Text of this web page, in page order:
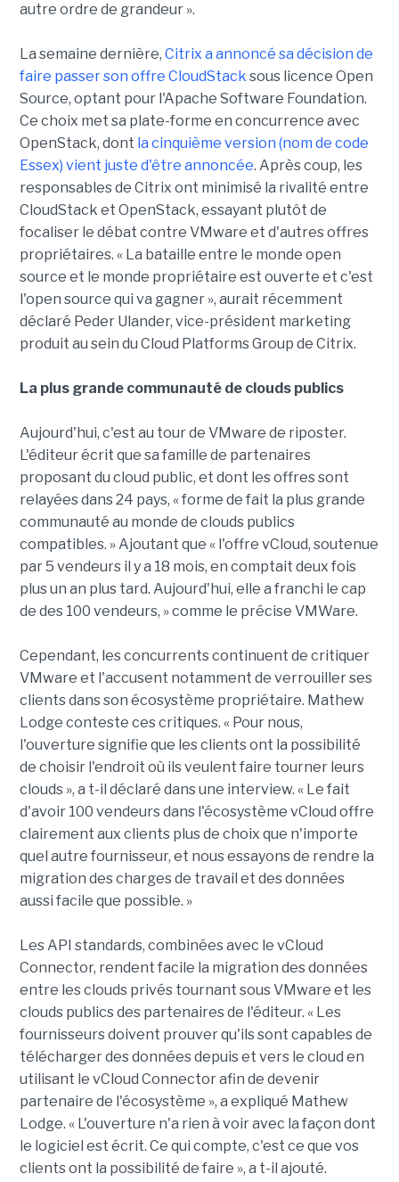
autre ordre de grandeur ».
La semaine dernière, Citrix a annoncé sa décision de
faire passer son offre CloudStack sous licence Open
Source, optant pour l'Apache Software Foundation.
Ce choix met sa plate-forme en concurrence avec
OpenStack, dont la cinquième version (nom de code
Essex) vient juste d'être annoncée. Après coup, les
responsables de Citrix ont minimisé la rivalité entre
CloudStack et OpenStack, essayant plutôt de
focaliser le débat contre VMware et d'autres offres
propriétaires. « La bataille entre le monde open
source et le monde propriétaire est ouverte et c'est
l'open source qui va gagner », aurait récemment
déclaré Peder Ulander, vice-président marketing
produit au sein du Cloud Platforms Group de Citrix.
La plus grande communauté de clouds publics
Aujourd'hui, c'est au tour de VMware de riposter.
L'éditeur écrit que sa famille de partenaires
proposant du cloud public, et dont les offres sont
relayées dans 24 pays, « forme de fait la plus grande
communauté au monde de clouds publics
compatibles. » Ajoutant que « l'offre vCloud, soutenue
par 5 vendeurs il y a 18 mois, en comptait deux fois
plus un an plus tard. Aujourd'hui, elle a franchi le cap
de des 100 vendeurs, » comme le précise VMWare.
Cependant, les concurrents continuent de critiquer
VMware et l'accusent notamment de verrouiller ses
clients dans son écosystème propriétaire. Mathew
Lodge conteste ces critiques. « Pour nous,
l'ouverture signifie que les clients ont la possibilité
de choisir l'endroit où ils veulent faire tourner leurs
clouds », a t-il déclaré dans une interview. « Le fait
d'avoir 100 vendeurs dans l'écosystème vCloud offre
clairement aux clients plus de choix que n'importe
quel autre fournisseur, et nous essayons de rendre la
migration des charges de travail et des données
aussi facile que possible. »
Les API standards, combinées avec le vCloud
Connector, rendent facile la migration des données
entre les clouds privés tournant sous VMware et les
clouds publics des partenaires de l'éditeur. « Les
fournisseurs doivent prouver qu'ils sont capables de
télécharger des données depuis et vers le cloud en
utilisant le vCloud Connector afin de devenir
partenaire de l'écosystème », a expliqué Mathew
Lodge. « L'ouverture n'a rien à voir avec la façon dont
le logiciel est écrit. Ce qui compte, c'est ce que vos
clients ont la possibilité de faire », a t-il ajouté.